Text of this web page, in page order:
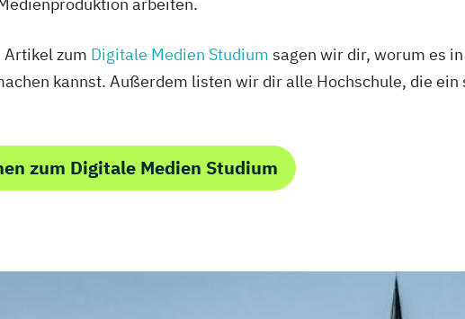
zum Digitale Medien Studium sagen wir dir, worum es
kannst. Außerdem listen wir dir alle Hochschule, die ein
zum Digitale Medien Studium